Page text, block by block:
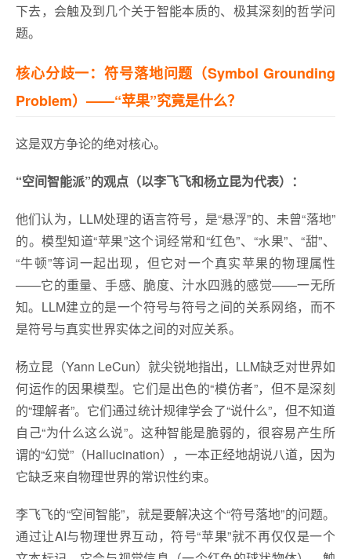
下去，会触及到几个关于智能本质的、极其深刻的哲学问
题。
核心分歧一：符号落地问题（Symbol Grounding
Problem）——“苹果”究竟是什么？
这是双方争论的绝对核心。
“空间智能派”的观点（以李飞飞和杨立昆为代表）：
他们认为，LLM处理的语言符号，是“悬浮”的、未曾“落地”
的。模型知道“苹果”这个词经常和“红色”、“水果”、“甜”、
“牛顿”等词一起出现，但它对一个真实苹果的物理属性
——它的重量、手感、脆度、汁水四溅的感觉——一无所
知。LLM建立的是一个符号与符号之间的关系网络，而不
是符号与真实世界实体之间的对应关系。
杨立昆（Yann LeCun）就尖锐地指出，LLM缺乏对世界如
何运作的因果模型。它们是出色的“模仿者”，但不是深刻
的“理解者”。它们通过统计规律学会了“说什么”，但不知道
自己“为什么这么说”。这种智能是脆弱的，很容易产生所
谓的“幻觉”（Hallucination），一本正经地胡说八道，因为
它缺乏来自物理世界的常识性约束。
李飞飞的“空间智能”，就是要解决这个“符号落地”的问题。
通过让AI与物理世界互动，符号“苹果”就不再仅仅是一个